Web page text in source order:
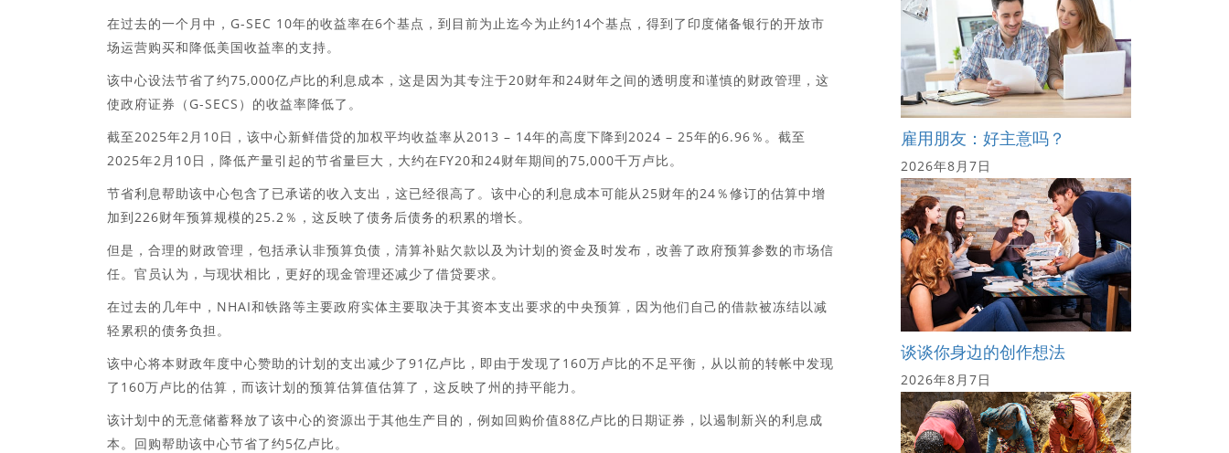
在过去的一个月中，G-SEC 10年的收益率在6个基点，到目前为止迄今为止约14个基点，得到了印度储备银行的开放市
场运营购买和降低美国收益率的支持。
该中心设法节省了约75,000亿卢比的利息成本，这是因为其专注于20财年和24财年之间的透明度和谨慎的财政管理，这
使政府证券（G-SECS）的收益率降低了。
截至2025年2月10日，该中心新鲜借贷的加权平均收益率从2013 – 14年的高度下降到2024 – 25年的6.96％。截至
2025年2月10日，降低产量引起的节省量巨大，大约在FY20和24财年期间的75,000千万卢比。
节省利息帮助该中心包含了已承诺的收入支出，这已经很高了。该中心的利息成本可能从25财年的24％修订的估算中增
加到226财年预算规模的25.2％，这反映了债务后债务的积累的增长。
但是，合理的财政管理，包括承认非预算负债，清算补贴欠款以及为计划的资金及时发布，改善了政府预算参数的市场信
任。官员认为，与现状相比，更好的现金管理还减少了借贷要求。
在过去的几年中，NHAI和铁路等主要政府实体主要取决于其资本支出要求的中央预算，因为他们自己的借款被冻结以减
轻累积的债务负担。
该中心将本财政年度中心赞助的计划的支出减少了91亿卢比，即由于发现了160万卢比的不足平衡，从以前的转帐中发现
了160万卢比的估算，而该计划的预算估算值估算了，这反映了州的持平能力。
该计划中的无意储蓄释放了该中心的资源出于其他生产目的，例如回购价值88亿卢比的日期证券，以遏制新兴的利息成
本。回购帮助该中心节省了约5亿卢比。
雇用朋友：好主意吗？
2026年8月7日
谈谈你身边的创作想法
2026年8月7日